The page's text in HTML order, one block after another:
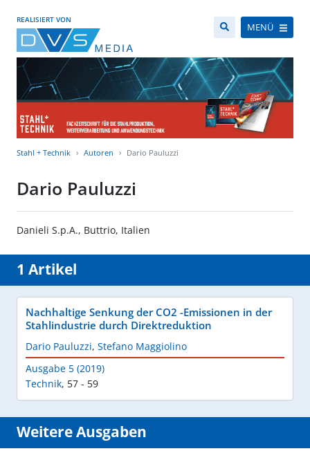
REALISIERT VON
MENÜ
Stahl + Technik Autoren Dario Pauluzzi
Dario Pauluzzi
Danieli S.p.A., Buttrio, Italien
1 Artikel
Nachhaltige Senkung der CO2 -Emissionen in der
Stahlindustrie durch Direktreduktion
Dario Pauluzzi, Stefano Maggiolino
Ausgabe 5 (2019)
Technik, 57 - 59
Weitere Ausgaben